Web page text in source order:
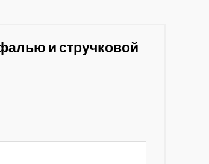
и стручковой